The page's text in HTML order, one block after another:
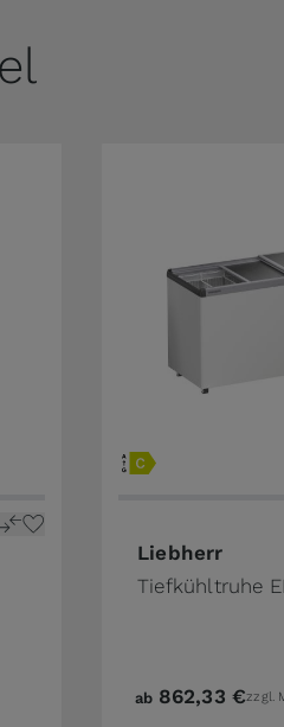
Liebherr
Tiefkühltruhe
ab 862,33 €zzgl.